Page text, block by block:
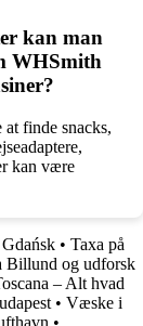
kan man
WHSmith
finde snacks,
kan være
• Taxa på
Billund og udforsk
– Alt hvad
• Væske i
•